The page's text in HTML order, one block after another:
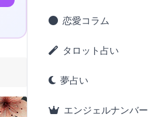
恋愛コラム
タロット占い
夢占い
エンジェルナンバー